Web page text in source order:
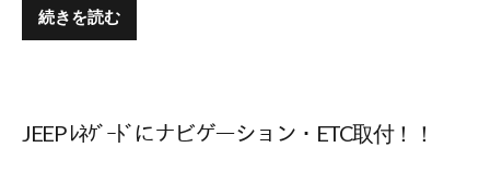
続きを読む
JEEP ﾚﾈｹﾞｰﾄﾞにナビゲーション・ETC取付！！